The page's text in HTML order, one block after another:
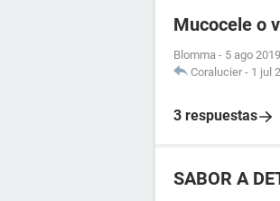
Mucocele o
Blomma - 5 ago
Coralucier - 1 jul
3 respuestas
SABOR A